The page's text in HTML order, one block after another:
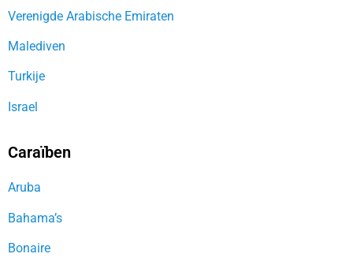
Verenigde Arabische Emiraten
Malediven
Turkije
Israel
Caraïben
Aruba
Bahama’s
Bonaire